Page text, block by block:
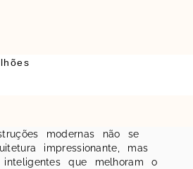
modernas não se
impressionante, mas
que melhoram o